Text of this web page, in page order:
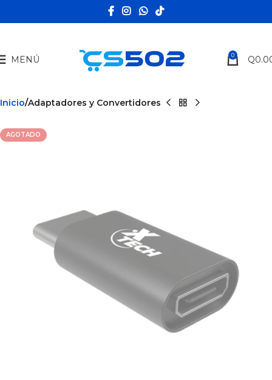
MENÚ 0 Q
Inicio Adaptadores y Convertidores
AGOTADO